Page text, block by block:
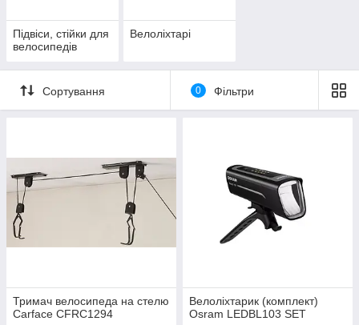
Підвіси, стійки для
велосипедів
Велоліхтарі
Сортування 0 Фільтри
Тримач велосипеда на стелю
Carface CFRC1294
Велоліхтарик (комплект)
Osram LEDBL103 SET